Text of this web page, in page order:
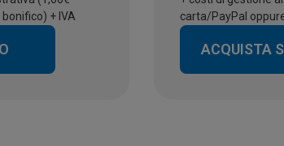
+ IVA
carta/PayPal
ACQUISTA